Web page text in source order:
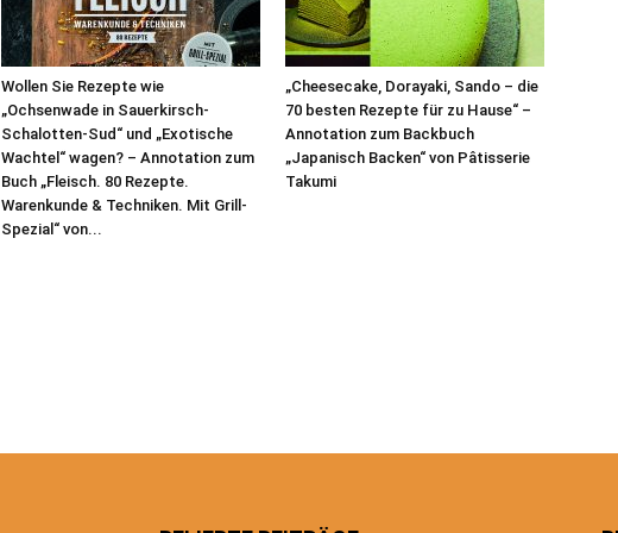
Wollen Sie Rezepte wie
„Ochsenwade in Sauerkirsch-
Schalotten-Sud“ und „Exotische
Wachtel“ wagen? – Annotation zum
Buch „Fleisch. 80 Rezepte.
Warenkunde & Techniken. Mit Grill-
Spezial“ von...
„Cheesecake, Dorayaki, Sando – die
70 besten Rezepte für zu Hause“ –
Annotation zum Backbuch
„Japanisch Backen“ von Pâtisserie
Takumi